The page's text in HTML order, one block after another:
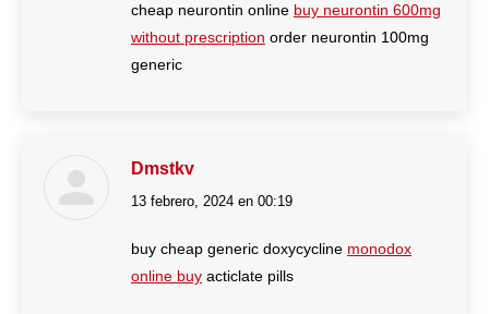
cheap neurontin online buy neurontin 600mg
without prescription order neurontin 100mg
generic
Dmstkv
dice:
13 febrero, 2024 en 00:19
buy cheap generic doxycycline monodox
online buy acticlate pills